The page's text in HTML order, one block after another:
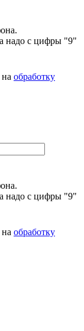
надо с цифры "9"
обработку
надо с цифры "9"
обработку